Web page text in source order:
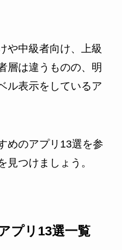
や中級者向け、上級
層は違うものの、明
ル表示をしているア
めのアプリ13選を参
見つけましょう。
プリ13選一覧